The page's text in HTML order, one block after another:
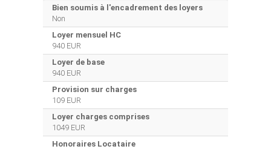
Bien soumis à l'encadrement des loyers
Non
Loyer mensuel HC
940 EUR
Loyer de base
940 EUR
Provision sur charges
109 EUR
Loyer charges comprises
1049 EUR
Honoraires Locataire